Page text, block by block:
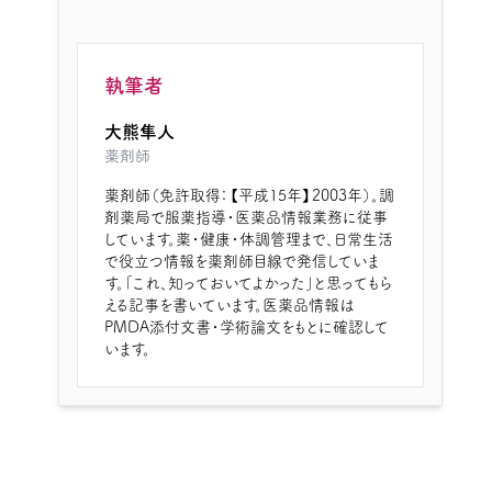
執筆者
大熊隼人
薬剤師
薬剤師（免許取得：【平成15年】2003年）。調
剤薬局で服薬指導・医薬品情報業務に従事
しています。薬・健康・体調管理まで、日常生活
で役立つ情報を薬剤師目線で発信していま
す。「これ、知っておいてよかった」と思ってもら
える記事を書いています。医薬品情報は
PMDA添付文書・学術論文をもとに確認して
います。